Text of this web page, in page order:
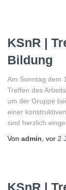
KSnR |
Bildung
Am Sonntag dem
Treffen des
um der Gruppe
einer
sind herzlich
Von admin , vor 2
KSnR |